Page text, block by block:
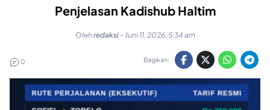
Penjelasan Kadishub Haltim
Olehredaksi - Juni 11, 2026, 5:34 am
0 Bagikan: